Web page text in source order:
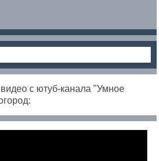
с ютуб-канала "Умное